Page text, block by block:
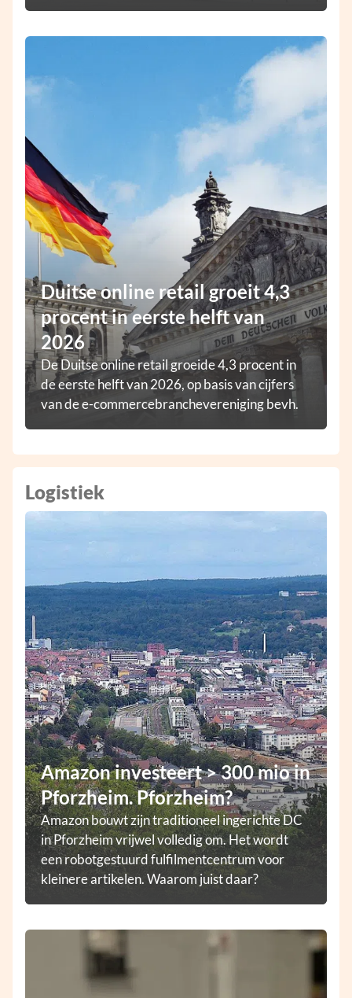
Duitse online retail groeit 4,3
procent in eerste helft van
2026
De Duitse online retail groeide 4,3 procent in
de eerste helft van 2026, op basis van cijfers
van de e-commercebranchevereniging bevh.
Logistiek
Amazon investeert > 300 mio in
Pforzheim. Pforzheim?
Amazon bouwt zijn traditioneel ingerichte DC
in Pforzheim vrijwel volledig om. Het wordt
een robotgestuurd fulfilmentcentrum voor
kleinere artikelen. Waarom juist daar?